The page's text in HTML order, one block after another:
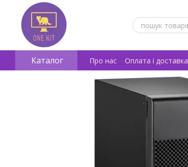
Перейти к основному контенту
Каталог Про нас Оплата і доставка
Відгуки про магазин